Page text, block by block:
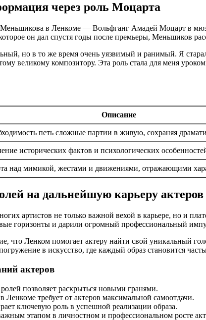
через роль Моцарта
в Ленкоме — Вольфганг Амадей Моцарт в
он дал спустя годы после премьеры, Меньшиков
но в то же время очень уязвимый и ранимый. Я
великому композитору. Эта роль стала для меня
Описание
петь сложные партии в живую, сохраняя
исторических фактов и психологических
над мимикой, жестами и движениями, отражающими
на дальнейшую карьеру актеров
артистов не только важной вехой в карьере, но и
горизонты и дарили огромный профессиональный
что Ленком помогает актеру найти свой уникальный
в искусство, где каждый образ становится
актеров
позволяет раскрыться новыми гранями.
требует от актеров максимальной самоотдачи.
ключевую роль в успешной реализации образа.
этапом в личностном и профессиональном росте